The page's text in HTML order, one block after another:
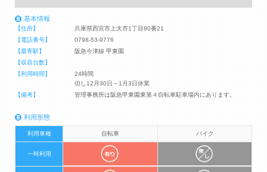
基本情報
【住所】
兵庫県西宮市上大市1丁目80番21
【電話番号】
0798-53-9776
【最寄駅】
阪急今津線 甲東園
【収容台数】
【利用時間】
24時間
但し12月30日～1月3日休業
【備考】
管理事務所は阪急甲東園東第４自転車駐車場内にあります。
利用形態
利用車種 自転車 バイク
一時利用